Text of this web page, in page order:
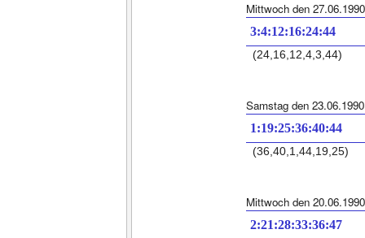
Mittwoch den 27.06.1990
3:4:12:16:24:44
(24,16,12,4,3,44)
Samstag den 23.06.1990
1:19:25:36:40:44
(36,40,1,44,19,25)
Mittwoch den 20.06.1990
2:21:28:33:36:47